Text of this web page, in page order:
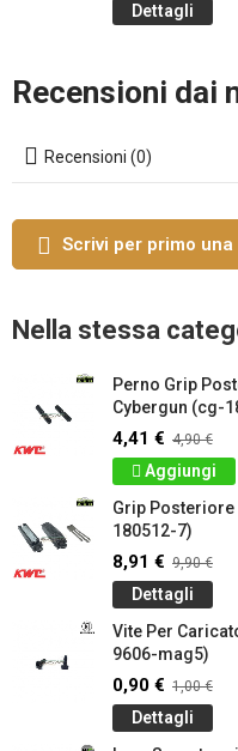
Dettagli
Recensioni dai
Recensioni (0)
Scrivi per primo
Nella stessa
Perno Grip
Cybergun (cg-
4,41 € 4,90 €
Aggiungi
Grip Posteriore
180512-7)
8,91 € 9,90 €
Dettagli
Vite Per
9606-mag5)
0,90 € 1,00 €
Dettagli